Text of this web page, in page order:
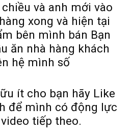
và anh mới vào
xong và hiện tại
bên mình bán Bạn
ăn nhà hàng khách
hệ mình số
ít cho bạn hãy Like
để mình có động lực
tiếp theo.